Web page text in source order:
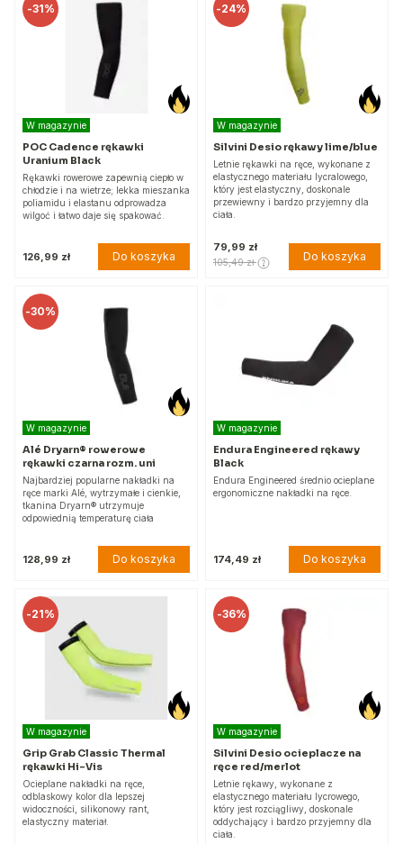
-31%
W magazynie
POC Cadence rękawki
Uranium Black
Rękawki rowerowe zapewnią ciepło w
chłodzie i na wietrze; lekka mieszanka
poliamidu i elastanu odprowadza
wilgoć i łatwo daje się spakować.
126,99 zł Do koszyka
-24%
W magazynie
Silvini Desio rękawy lime/blue
Letnie rękawki na ręce, wykonane z
elastycznego materiału lycralowego,
który jest elastyczny, doskonale
przewiewny i bardzo przyjemny dla
ciała.
79,99 zł
105,49 zł Do koszyka
-30%
W magazynie
Alé Dryarn® rowerowe
rękawki czarna rozm. uni
Najbardziej popularne nakładki na
ręce marki Alé, wytrzymałe i cienkie,
tkanina Dryarn® utrzymuje
odpowiednią temperaturę ciała
128,99 zł Do koszyka
W magazynie
Endura Engineered rękawy
Black
Endura Engineered średnio ocieplane
ergonomiczne nakładki na ręce.
174,49 zł Do koszyka
-21%
W magazynie
Grip Grab Classic Thermal
rękawki Hi-Vis
Ocieplane nakładki na ręce,
odblaskowy kolor dla lepszej
widoczności, silikonowy rant,
elastyczny materiał.
-36%
W magazynie
Silvini Desio ocieplacze na
ręce red/merlot
Letnie rękawy, wykonane z
elastycznego materiału lycrowego,
który jest rozciągliwy, doskonale
oddychający i bardzo przyjemny dla
ciała.